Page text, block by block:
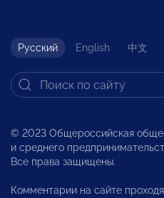
Русский English 中文
© 2023 Общероссийская
и среднего
Все права защищены.
Комментарии на сайте